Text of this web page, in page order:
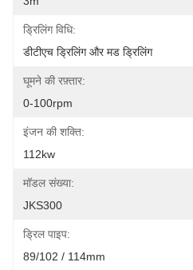
ड्रिलिंग विधि:
डीटीएच ड्रिलिंग और मड ड्रिलिंग
घूमने की रफ़्तार:
0-100rpm
इंजन की शक्ति:
112kw
मॉडल संख्या:
JKS300
ड्रिल पाइप:
89/102 / 114mm